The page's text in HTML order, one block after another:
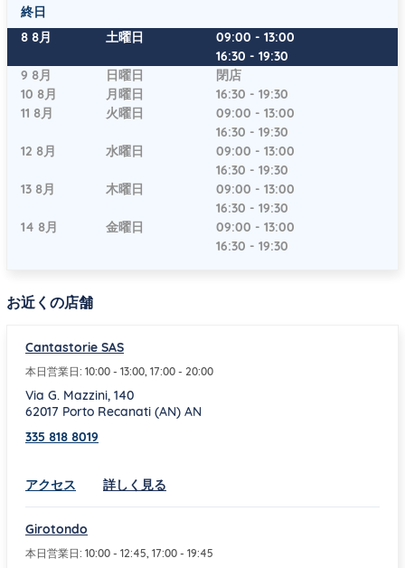
終日
曜日 時間
8 8月 土曜日 09:00 - 13:00
16:30 - 19:30
9 8月
日曜日
閉店
10 8月
月曜日 16:30 - 19:30
11 8月
火曜日 09:00 - 13:00
16:30 - 19:30
12 8月
水曜日 09:00 - 13:00
16:30 - 19:30
13 8月
木曜日 09:00 - 13:00
16:30 - 19:30
14 8月
金曜日 09:00 - 13:00
16:30 - 19:30
お近くの店舗
Cantastorie SAS
本日営業日: 10:00 - 13:00, 17:00 - 20:00
Via G. Mazzini, 140
62017 Porto Recanati (AN) AN
335 818 8019
アクセス Link Opens in New Tab
詳しく見る
Girotondo
本日営業日: 10:00 - 12:45, 17:00 - 19:45